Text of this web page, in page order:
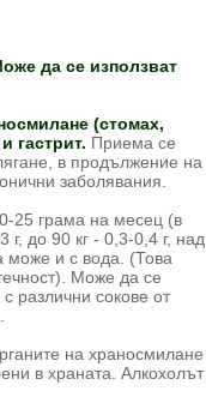
да се използват
(стомах,
гастрит. Приема се
в продължение на
заболявания.
25 грама на месец (в
г, до 90 кг - 0,3-0,4 г, над
може и с вода. (Това
Може да се
различни сокове от
на храносмилане
в храната. Алкохолът